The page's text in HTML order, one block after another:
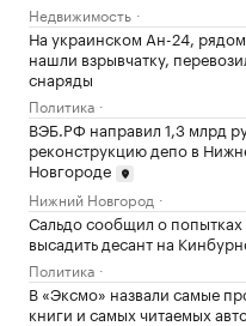
Недвижимость
На украинском Ан-24,
нашли взрывчатку,
снаряды
Политика
ВЭБ.РФ направил 1,3 млрд
реконструкцию депо в
Новгороде
Нижний Новгород
Сальдо сообщил о
высадить десант на
Политика
В «Эксмо» назвали самые
книги и самых читаемых